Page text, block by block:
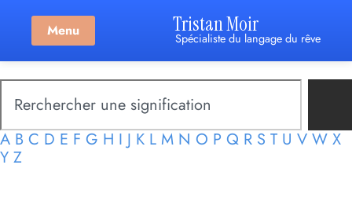
Menu Tristan Moir
Spécialiste du langage du rêve
A B C D E F G H I J K L M N O P Q R S T U V W X
Y Z